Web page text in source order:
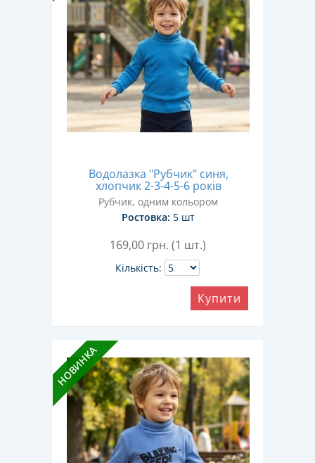
Водолазка "Рубчик" синя,
хлопчик 2-3-4-5-6 років
Рубчик, одним кольором
Ростовка: 5 шт
169,00 грн. (1 шт.)
Кількість:
Купити
НОВИНКА